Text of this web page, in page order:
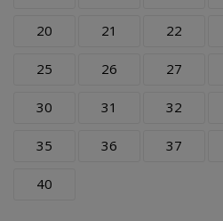
20 21 22
25 26 27
30 31 32
35 36 37
40